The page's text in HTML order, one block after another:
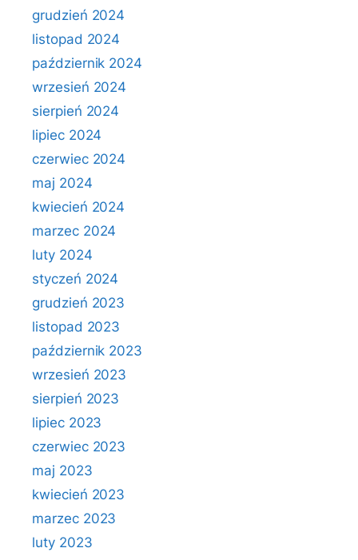
grudzień 2024
listopad 2024
październik 2024
wrzesień 2024
sierpień 2024
lipiec 2024
czerwiec 2024
maj 2024
kwiecień 2024
marzec 2024
luty 2024
styczeń 2024
grudzień 2023
listopad 2023
październik 2023
wrzesień 2023
sierpień 2023
lipiec 2023
czerwiec 2023
maj 2023
kwiecień 2023
marzec 2023
luty 2023